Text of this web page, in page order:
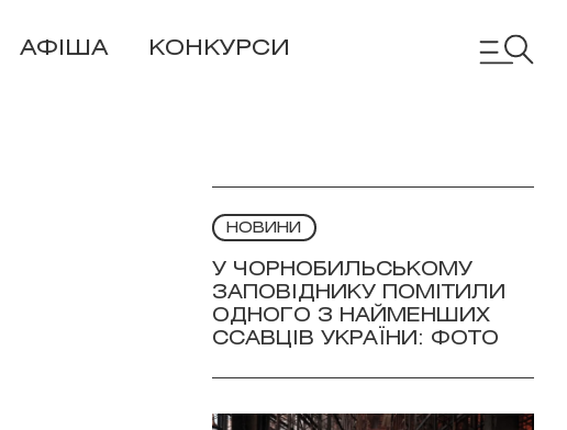
АФІША КОНКУРСИ
НОВИНИ
У ЧОРНОБИЛЬСЬКОМУ
ЗАПОВІДНИКУ ПОМІТИЛИ
ОДНОГО З НАЙМЕНШИХ
ССАВЦІВ УКРАЇНИ: ФОТО